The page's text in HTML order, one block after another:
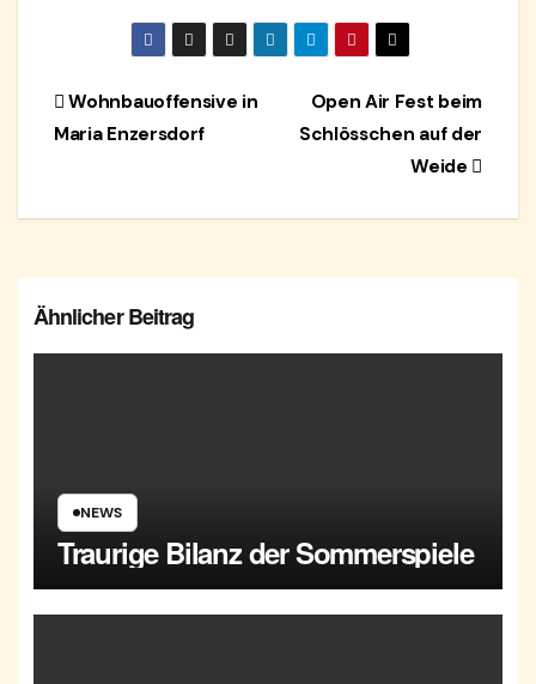
BeitragsnavigationOpen Air Fest beim
Schlösschen auf der
Weide
Wohnbauoffensive in
Maria Enzersdorf
Ähnlicher Beitrag
NEWS
Traurige Bilanz der Sommerspiele